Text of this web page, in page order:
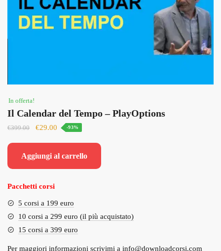
In offerta!
Il Calendar del Tempo – PlayOptions
€399.00
Il
era:
€29.00 Il
è:
-93%
Aggiungi al carrello
Pacchetti corsi
5 corsi a 199 euro
10 corsi a 299 euro (il più acquistato)
15 corsi a 399 euro
Per maggiori informazioni scrivimi a info@downloadcorsi.com